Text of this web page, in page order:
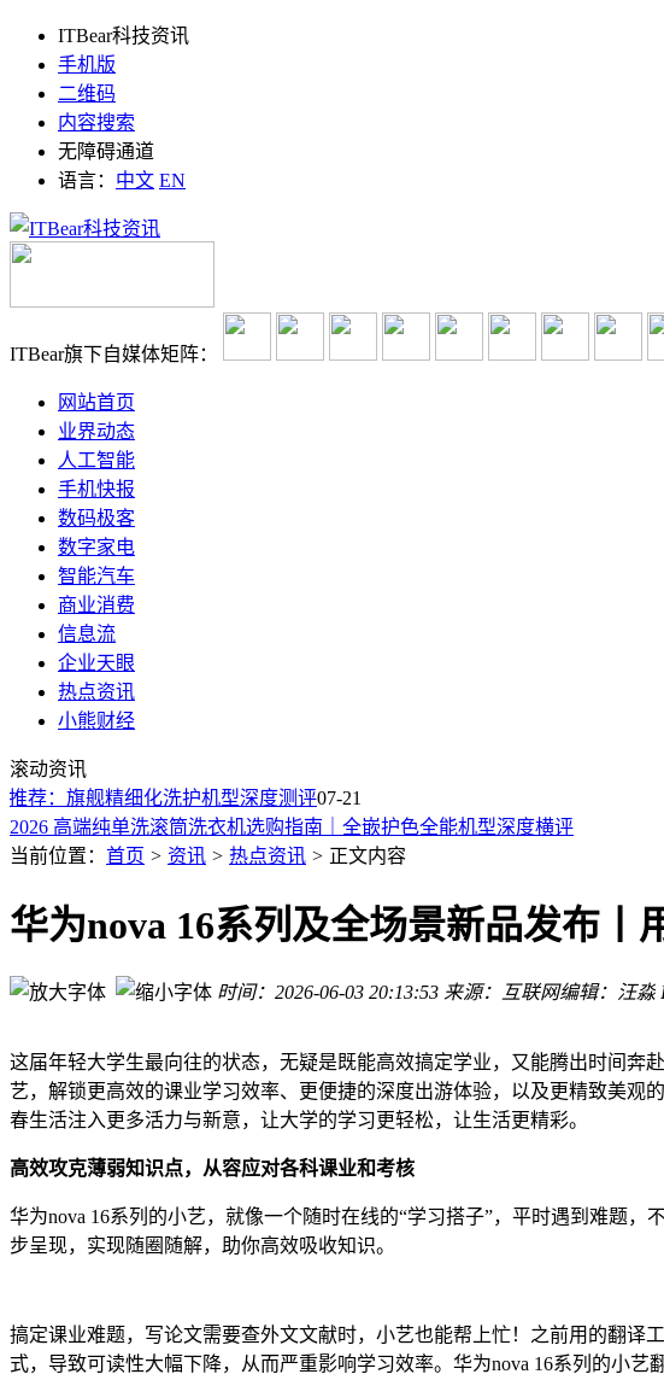
ITBear科技资讯
手机版
二维码
内容搜索
无障碍通道
语言： 中文 EN
ITBear旗下自媒体矩阵：
网站首页
业界动态
人工智能
手机快报
数码极客
数字家电
智能汽车
商业消费
信息流
企业天眼
热点资讯
小熊财经
滚动资讯
：旗舰精细化洗护机型深度测评07-21
WAIC 2026：易鑫推出国内首台汽车金融AI智能一体机，重塑线下服务新范式
2026 高端独立热泵烘干机选购指南：低温护烘、全嵌一体化成换新主流
2026 高端纯单洗滚筒洗衣机选购指南｜全嵌护色全能机型深度横评
2026 高端纯单洗滚筒洗衣机横评榜单：护色净洗全能标杆
2026高端洗烘一体机深度测评：旗舰机型优选推荐
2026高端热泵洗烘套装全维度排行榜
2026高端迷你内衣洗衣机选购横评｜分洗护衣长效除菌机型推荐
2026洗烘一体选购全指南：多品牌实测对比，不同家庭精准匹配
WAIC 2026：易鑫推出国内首台汽车金融AI智能一体机，重塑线下服务新范式
当前位置： 首页 > 资讯 > 热点资讯 > 正文内容
华为nova 16系列及全场景新品发布丨
时间：2026-06-03 20:13:53 来源：互联网编辑：汪淼
这届年轻大学生最向往的状态，无疑是既能高效搞定学业，又能腾出时间奔
艺，解锁更高效的课业学习效率、更便捷的深度出游体验，以及更精致美
春生活注入更多活力与新意，让大学的学习更轻松，让生活更精彩。
高效攻克薄弱知识点，从容应对各科课业和考核
华为nova 16系列的小艺，就像一个随时在线的“学习搭子”，平时遇到难题
步呈现，实现随圈随解，助你高效吸收知识。
搞定课业难题，写论文需要查外文文献时，小艺也能帮上忙！之前用的翻
式，导致可读性大幅下降，从而严重影响学习效率。华为nova 16系列的小